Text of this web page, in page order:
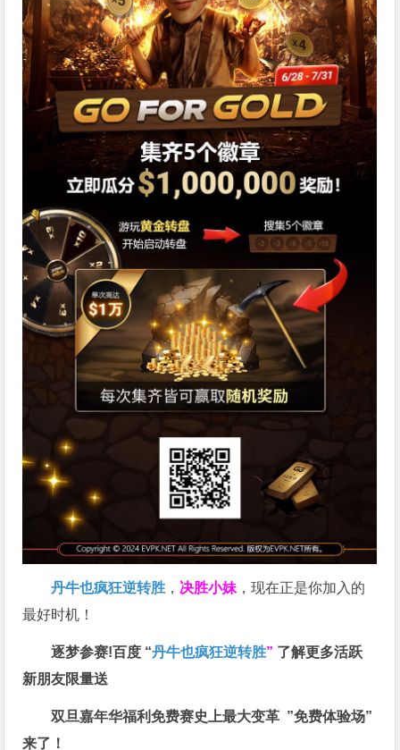
丹牛也疯狂逆转胜 ， 决胜小妹 ，现在正是你加入的
最好时机！
逐梦参赛!百度 “丹牛也疯狂逆转胜” 了解更多活跃
新朋友限量送
双旦嘉年华福利免费赛史上最大变革 ”免费体验场”
来了！